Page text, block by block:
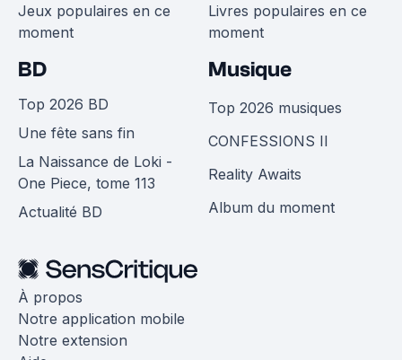
Jeux populaires en ce
moment
Livres populaires en ce
moment
BD
Top 2026 BD
Une fête sans fin
La Naissance de Loki -
One Piece, tome 113
Actualité BD
Musique
Top 2026 musiques
CONFESSIONS II
Reality Awaits
Album du moment
À propos
Notre application mobile
Notre extension